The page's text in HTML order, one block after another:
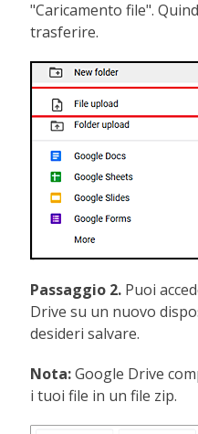
"Caricamento file".
trasferire.
Passaggio 2. Puoi
Drive su un nuovo
desideri salvare.
Nota:Google Drive
i tuoi file in un file zip.